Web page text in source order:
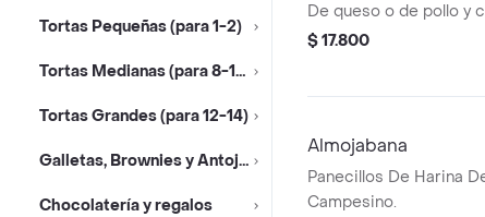
Tortas Pequeñas (para 1-2)
Tortas Medianas (para 8-10)
Tortas Grandes (para 12-14)
Galletas, Brownies y Antojos
Chocolatería y regalos
De queso o de pollo y
$ 17.800
Almojabana
Panecillos De Harina
Campesino.